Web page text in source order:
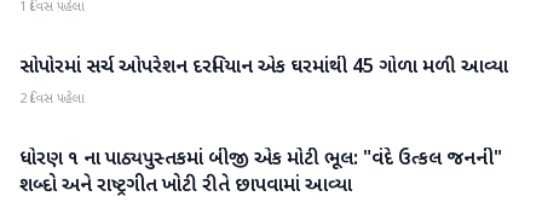
1 દિવસ પહેલા
રાષ્ટ્રીય
સોપોરમાં સર્ચ ઓપરેશન દરમિયાન એક ઘરમાંથી 45 ગોળા મળી આવ્યા
2 દિવસ પહેલા
રાષ્ટ્રીય
ધોરણ ૧ ના પાઠ્યપુસ્તકમાં બીજી એક મોટી ભૂલ: "વંદે ઉત્કલ જનની"
શબ્દો અને રાષ્ટ્રગીત ખોટી રીતે છાપવામાં આવ્યા